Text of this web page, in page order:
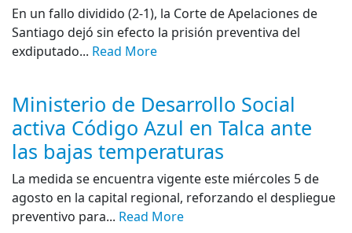
En un fallo dividido (2-1), la Corte de Apelaciones de
Santiago dejó sin efecto la prisión preventiva del
exdiputado... Read More
Ministerio de Desarrollo Social
activa Código Azul en Talca ante
las bajas temperaturas
La medida se encuentra vigente este miércoles 5 de
agosto en la capital regional, reforzando el despliegue
preventivo para... Read More